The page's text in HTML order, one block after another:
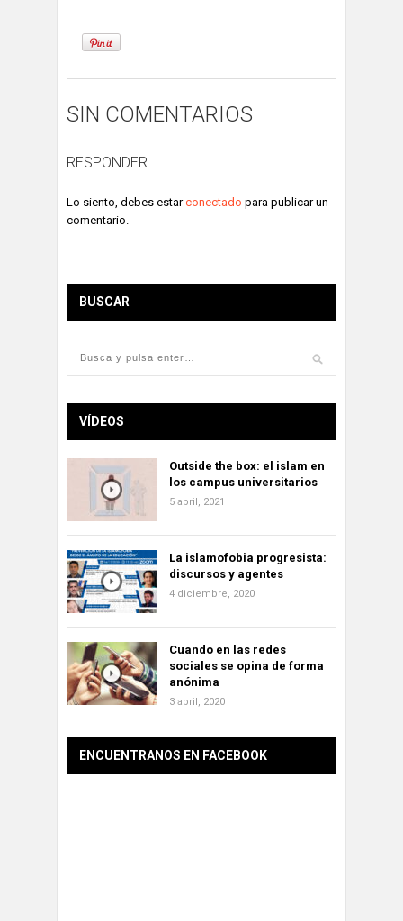
SIN COMENTARIOS
RESPONDER
Lo siento, debes estarconectado para publicar un
comentario.
BUSCAR
VÍDEOS
Outside the box: el islam en
los campus universitarios
5 abril, 2021
La islamofobia progresista:
discursos y agentes
4 diciembre, 2020
Cuando en las redes
sociales se opina de forma
anónima
3 abril, 2020
ENCUENTRANOS EN FACEBOOK